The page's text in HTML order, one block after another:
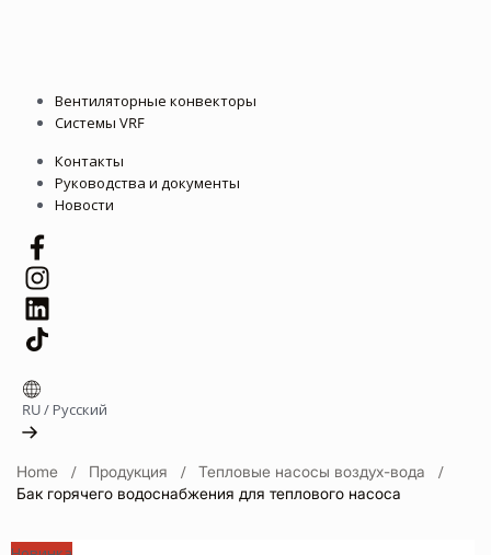
Вентиляторные конвекторы
Системы VRF
Контакты
Руководства и документы
Новости
RU/Русский
Home Продукция
Тепловые насосы воздух-вода
Бак горячего водоснабжения для теплового насоса